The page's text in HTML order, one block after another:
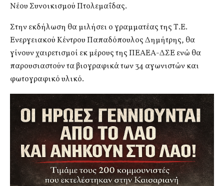
Νέου Συνοικισμού Πτολεμαΐδας.
Στην εκδήλωση θα μιλήσει ο γραμματέας της Τ.Ε.
Ενεργειακού Κέντρου Παπαδόπουλος Δημήτρης, θα
γίνουν χαιρετισμοί εκ μέρους της ΠΕΑΕΑ-ΔΣΕ ενώ θα
παρουσιαστούν τα βιογραφικά των 34 αγωνιστών και
φωτογραφικό υλικό.